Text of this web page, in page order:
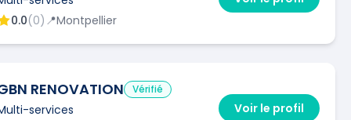
0.0(0) 📍Montpellier
RENOVATION Vérifié
services
Voir le profil